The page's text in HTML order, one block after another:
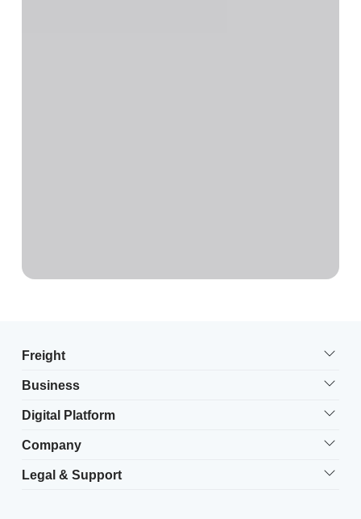
Freight
Business
Digital Platform
Company
Legal & Support